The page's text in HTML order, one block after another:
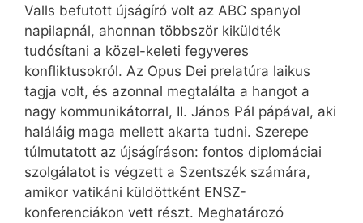
Valls befutott újságíró volt az ABC spanyol
napilapnál, ahonnan többször kiküldték
tudósítani a közel-keleti fegyveres
konfliktusokról. Az Opus Dei prelatúra laikus
tagja volt, és azonnal megtalálta a hangot a
nagy kommunikátorral, II. János Pál pápával, aki
haláláig maga mellett akarta tudni. Szerepe
túlmutatott az újságíráson: fontos diplomáciai
szolgálatot is végzett a Szentszék számára,
amikor vatikáni küldöttként ENSZ-
konferenciákon vett részt. Meghatározó